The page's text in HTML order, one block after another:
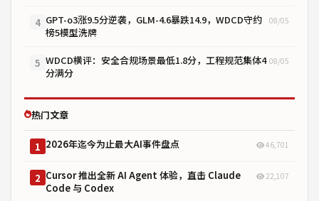
4 GPT-o3涨9.5分逆袭，GLM-4.6暴跌14.9，WDCD守约
榜5模型洗牌
08/05
5 WDCD横评：安全合规场景最低1.8分，工程规范集体4
分满分
08/05
热门文章
1 2026年迄今为止最大AI事件盘点 46,701
2 Cursor 推出全新 AI Agent 体验，直击 Claude
Code 与 Codex
22,107